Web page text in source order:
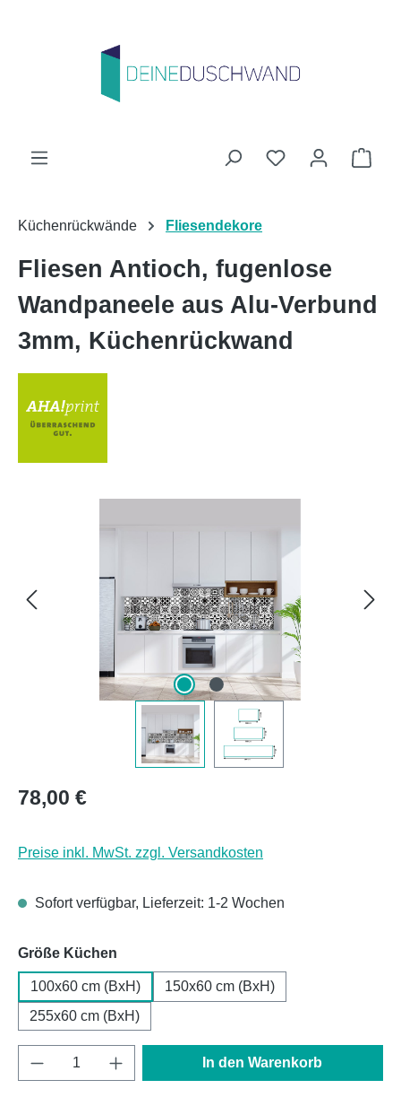
Du hast 0
Küchenrückwände Fliesendekore
Fliesen Antioch, fugenlose
Wandpaneele aus Alu-Verbund
3mm, Küchenrückwand
Regulärer Preis:
78,00 €
Preise inkl. MwSt. zzgl. Versandkosten
Sofort verfügbar, Lieferzeit: 1-2 Wochen
Größe Küchen
100x60 cm (BxH)
150x60 cm (BxH)
255x60 cm (BxH)
Produkt Anzahl: Gib den gewünschten
In den Warenkorb